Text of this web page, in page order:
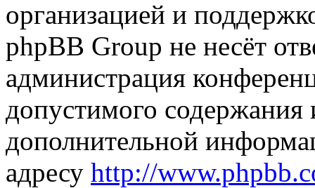
организацией и
phpBB Group не несёт
администрация
допустимого
дополнительной
адресу http://